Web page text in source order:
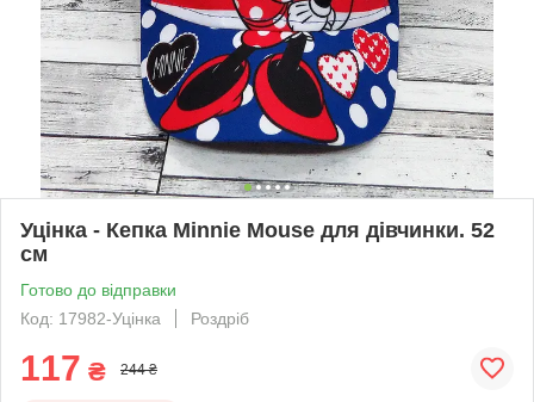
Уцінка - Кепка Minnie Mouse для дівчинки. 52
см
Готово до відправки
Код: 17982-Уцінка
Роздріб
117 ₴ 244 ₴